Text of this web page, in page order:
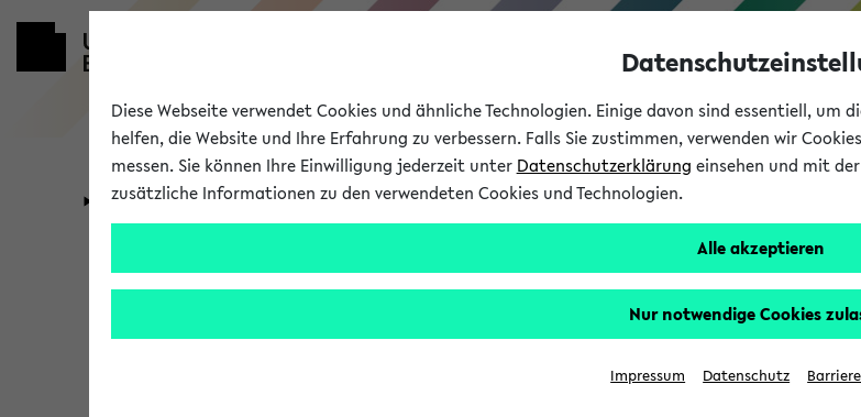
Universität Forschung Studium
Kombisuche im eKVV
Ihre Suchkriterien:
Hinweise zur
Sie können das eKVV nach
die für Sie interessant sind.
Diese Webseite verwendet Cookies und ähnliche Technologien. Einige davon sind essentiell,
helfen, die Website und Ihre Erfahrung zu verbessern. Falls Sie zustimmen, verwenden wir
messen. Sie können Ihre Einwilligung jederzeit unter Datenschutzerklärung einsehen und mit
zusätzliche Informationen zu den verwendeten Cookies und Technologien.
Alle akzeptieren
Nur notwendige Cookies
Impressum Datenschutz